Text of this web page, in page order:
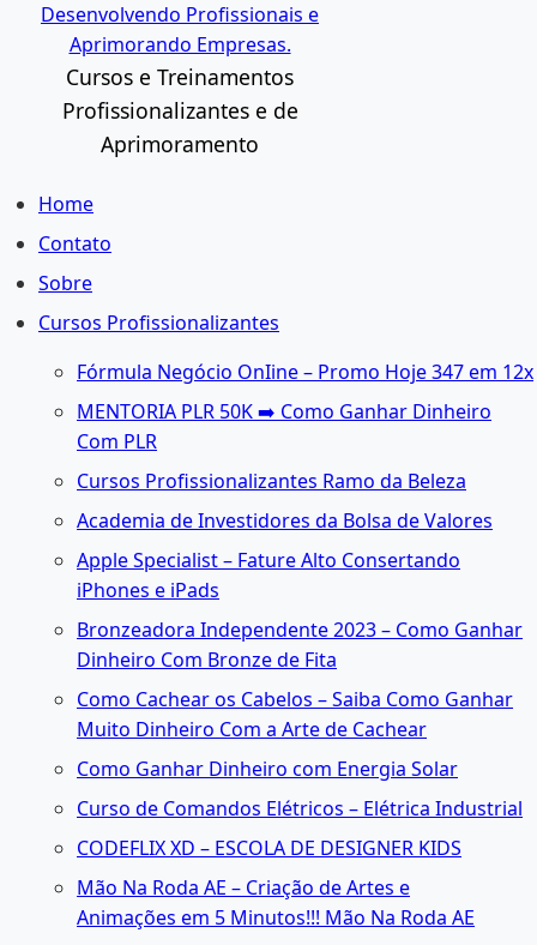
conteúdo
Desenvolvendo Profissionais e
Aprimorando Empresas.
Cursos e Treinamentos
Profissionalizantes e de
Aprimoramento
Home
Contato
Sobre
Cursos Profissionalizantes
Fórmula Negócio OnIine – Promo Hoje 347 em 12x
MENTORIA PLR 50K ➡️ Como Ganhar Dinheiro
Com PLR
Cursos Profissionalizantes Ramo da Beleza
Academia de Investidores da Bolsa de Valores
Apple Specialist – Fature Alto Consertando
iPhones e iPads
Bronzeadora Independente 2023 – Como Ganhar
Dinheiro Com Bronze de Fita
Como Cachear os Cabelos – Saiba Como Ganhar
Muito Dinheiro Com a Arte de Cachear
Como Ganhar Dinheiro com Energia Solar
Curso de Comandos Elétricos – Elétrica Industrial
CODEFLIX XD – ESCOLA DE DESIGNER KIDS
Mão Na Roda AE – Criação de Artes e
Animações em 5 Minutos!!! Mão Na Roda AE